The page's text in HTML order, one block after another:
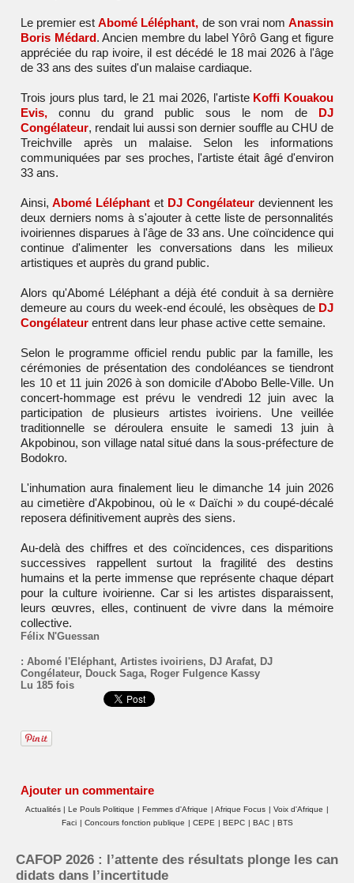
Le premier estAbomé Léléphant, de son vrai nomAnassin
Boris Médard. Ancien membre du label Yôrô Gang et figure
appréciée du rap ivoire, il est décédé le 18 mai 2026 à l'âge
de 33 ans des suites d'un malaise cardiaque.
Trois jours plus tard, le 21 mai 2026, l'artisteKoffi Kouakou
Evis, connu du grand public sous le nom de DJ
Congélateur, rendait lui aussi son dernier souffle au CHU de
Treichville après un malaise. Selon les informations
communiquées par ses proches, l'artiste était âgé d'environ
33 ans.
Ainsi, Abomé Léléphant et DJ Congélateur deviennent les
deux derniers noms à s'ajouter à cette liste de personnalités
ivoiriennes disparues à l'âge de 33 ans. Une coïncidence qui
continue d'alimenter les conversations dans les milieux
artistiques et auprès du grand public.
Alors qu'Abomé Léléphant a déjà été conduit à sa dernière
demeure au cours du week-end écoulé, les obsèques deDJ
Congélateur entrent dans leur phase active cette semaine.
Selon le programme officiel rendu public par la famille, les
cérémonies de présentation des condoléances se tiendront
les 10 et 11 juin 2026 à son domicile d'Abobo Belle-Ville. Un
concert-hommage est prévu le vendredi 12 juin avec la
participation de plusieurs artistes ivoiriens. Une veillée
traditionnelle se déroulera ensuite le samedi 13 juin à
Akpobinou, son village natal situé dans la sous-préfecture de
Bodokro.
L'inhumation aura finalement lieu le dimanche 14 juin 2026
au cimetière d'Akpobinou, où le « Daïchi » du coupé-décalé
reposera définitivement auprès des siens.
Au-delà des chiffres et des coïncidences, ces disparitions
successives rappellent surtout la fragilité des destins
humains et la perte immense que représente chaque départ
pour la culture ivoirienne. Car si les artistes disparaissent,
leurs œuvres, elles, continuent de vivre dans la mémoire
collective.
Félix N'Guessan
: Abomé l'Eléphant, Artistes ivoiriens, DJ Arafat, DJ
Congélateur, Douck Saga, Roger Fulgence Kassy
Lu 185 fois
Ajouter un commentaire
Actualités | Le Pouls Politique | Femmes d'Afrique | Afrique Focus | Voix d'Afrique |
Faci | Concours fonction publique | CEPE | BEPC | BAC | BTS
CAFOP 2026 : l’attente des résultats plonge les can
didats dans l’incertitude